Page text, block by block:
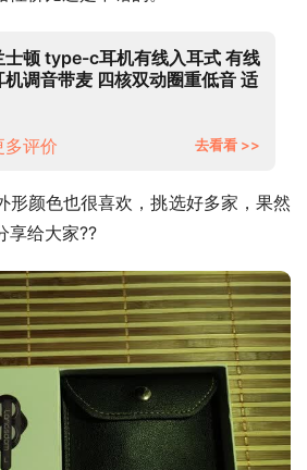
士顿 type-c耳机有线入耳式 有线
机调音带麦 四核双动圈重低音 适
多评价
去看看 >>
形颜色也很喜欢，挑选好多家，果然
享给大家??